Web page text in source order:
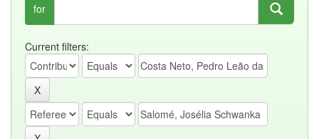
for
Current filters: